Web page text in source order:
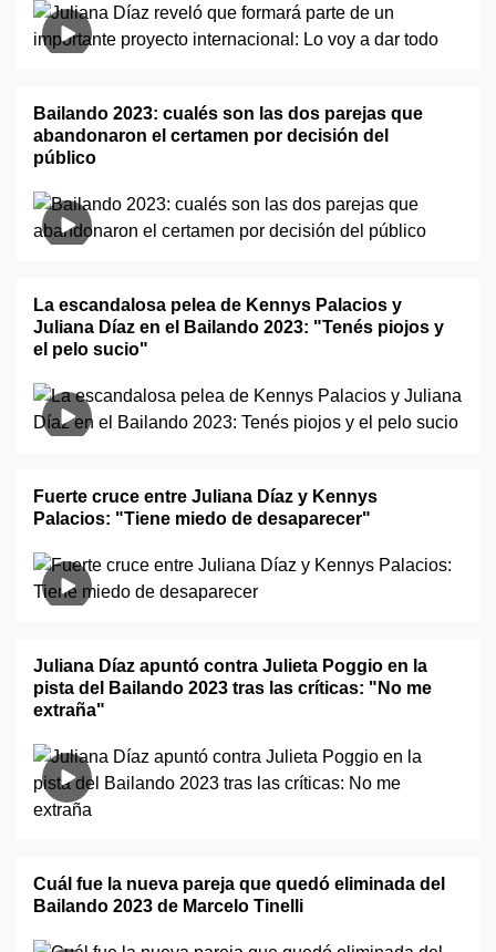
Bailando 2023: cualés son las dos parejas que
abandonaron el certamen por decisión del
público
La escandalosa pelea de Kennys Palacios y
Juliana Díaz en el Bailando 2023: "Tenés piojos y
el pelo sucio"
Fuerte cruce entre Juliana Díaz y Kennys
Palacios: "Tiene miedo de desaparecer"
Juliana Díaz apuntó contra Julieta Poggio en la
pista del Bailando 2023 tras las críticas: "No me
extraña"
Cuál fue la nueva pareja que quedó eliminada del
Bailando 2023 de Marcelo Tinelli